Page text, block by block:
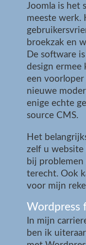
Joomla is het
meeste werk.
broekzak en
De software
design ermee
een
nieuwe
enige echte
source CMS.
Het
zelf u website
bij
terecht. Ook
voor mijn
Wordpress
In mijn
ben ik